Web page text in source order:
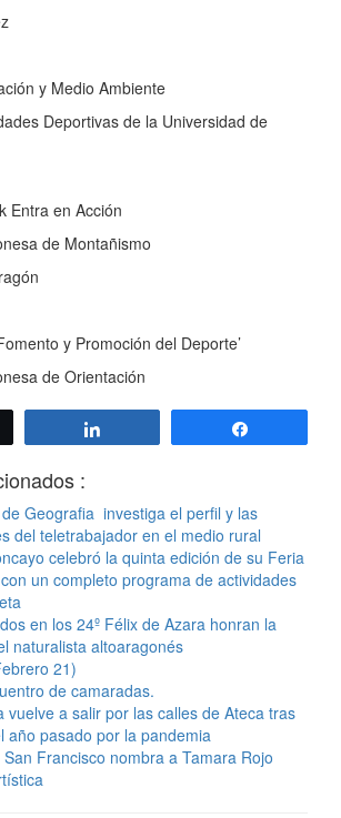
y Medio Ambiente
Deportivas de la Universidad de
Entra en Acción
de Montañismo
y Promoción del Deporte’
de Orientación
:
Geografia investiga el perfil y las
del teletrabajador en el medio rural
celebró la quinta edición de su Feria
un completo programa de actividades
en los 24º Félix de Azara honran la
naturalista altoaragonés
21)
de camaradas.
vuelve a salir por las calles de Ateca tras
año pasado por la pandemia
San Francisco nombra a Tamara Rojo